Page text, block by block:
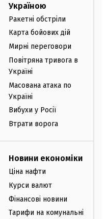
Україною
Ракетні обстріли
Карта бойових дій
Мирні переговори
Повітряна тривога в
Україні
Масована атака по
Україні
Вибухи у Росії
Втрати ворога
Новини економіки
Ціна нафти
Курси валют
Фінансові новини
Тарифи на комунальні